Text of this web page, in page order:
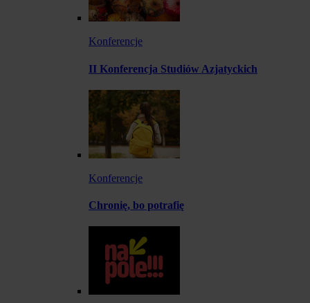
Konferencje
II Konferencja Studiów Azjatyckich
Konferencje
Chronię, bo potrafię